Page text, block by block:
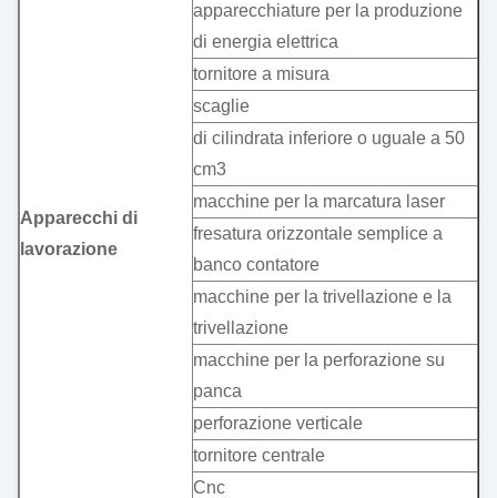
Apparecchi di
lavorazione
apparecchiature per la produzione
di energia elettrica
tornitore a misura
scaglie
di cilindrata inferiore o uguale a 50
cm3
macchine per la marcatura laser
fresatura orizzontale semplice a
banco contatore
macchine per la trivellazione e la
trivellazione
macchine per la perforazione su
panca
perforazione verticale
tornitore centrale
Cnc